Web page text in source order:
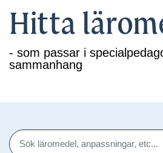
Hitta
- som passar i
sammanhang
Sök